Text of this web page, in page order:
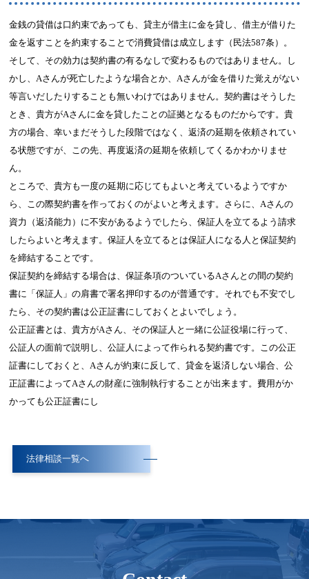
金銭の貸借は口約束であっても、貸主が借主に金を貸し、借主が借りた
金を返すことを約束することで消費貸借は成立します（民法587条）。
そして、その効力は契約書の有るなしで変わるものではありません。し
かし、Aさんが死亡したような場合とか、Aさんが金を借りた覚えがない
等言いだしたりすることも無いわけではありません。契約書はそうした
とき、貴方がAさんに金を貸したことの証拠となるものだからです。貴
方の場合、幸いまだそうした段階ではなく、返済の延期を依頼されてい
る状態ですが、この先、再度返済の延期を依頼してくるかわかりませ
ん。
ところで、貴方も一度の延期に応じてもよいと考えているようですか
ら、この際契約書を作っておくのがよいと考えます。さらに、Aさんの
資力（返済能力）に不安があるようでしたら、保証人を立てるよう請求
したらよいと考えます。保証人を立てるとは保証人になる人と保証契約
を締結することです。
保証契約を締結する場合は、保証条項のついているAさんとの間の契約
書に「保証人」の肩書で署名押印するのが普通です。それでも不安でし
たら、その契約書は公正証書にしておくとよいでしょう。
公正証書とは、貴方がAさん、その保証人と一緒に公証役場に行って、
公証人の面前で説明し、公証人によって作られる契約書です。この公正
証書にしておくと、Aさんが約束に反して、貸金を返済しない場合、公
正証書によってAさんの財産に強制執行することが出来ます。費用がか
かっても公正証書にし
法律相談一覧へ